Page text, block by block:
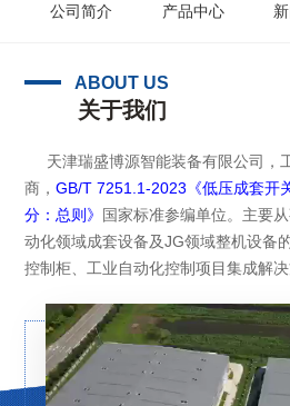
公司简介 产品中心
ABOUT US
关于我们
天津瑞盛博源智能装备有限公司，
商，GB/T 7251.1-2023《低压成套开
分：总则》 国家标准参编单位。主要
动化领域成套设备及JG领域整机设备
控制柜、工业自动化控制项目集成解决